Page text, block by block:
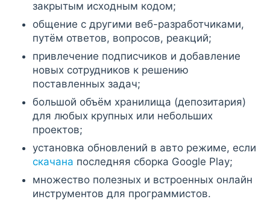
закрытым исходным кодом;
общение с другими веб-разработчиками,
путём ответов, вопросов, реакций;
привлечение подписчиков и добавление
новых сотрудников к решению
поставленных задач;
большой объём хранилища (депозитария)
для любых крупных или небольших
проектов;
установка обновлений в авто режиме, если
скачана последняя сборка Google Play;
множество полезных и встроенных онлайн
инструментов для программистов.